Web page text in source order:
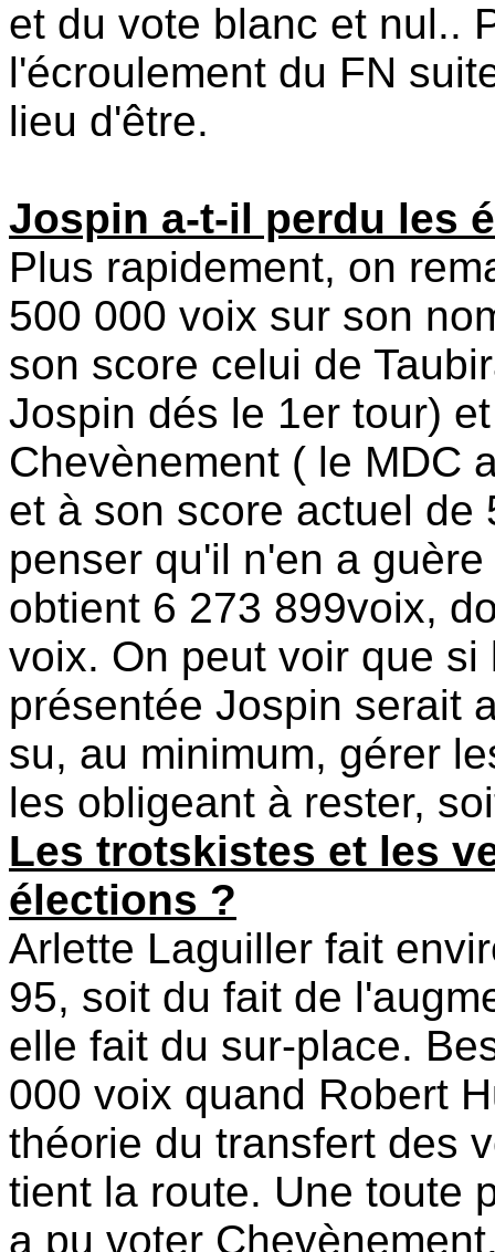
et du vote blanc et nul..
l'écroulement du FN
lieu d'être.
Jospin a-t-il perdu les
Plus rapidement, on
500 000 voix sur son
son score celui de
Jospin dés le 1er tour)
Chevènement ( le MDC
et à son score actuel de
penser qu'il n'en a
obtient 6 273 899voix,
voix. On peut voir que
présentée Jospin serait
su, au minimum, gérer
les obligeant à rester,
Les trotskistes et les
élections ?
Arlette Laguiller fait
95, soit du fait de
elle fait du sur-place.
000 voix quand Robert
théorie du transfert des
tient la route. Une toute
a pu voter